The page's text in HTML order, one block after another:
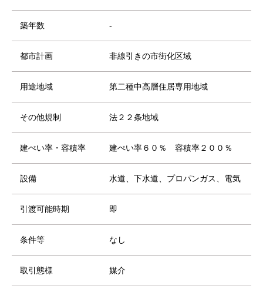
築年数 -
都市計画 非線引きの市街化区域
用途地域 第二種中高層住居専用地域
その他規制 法２２条地域
建ぺい率・容積率 建ぺい率６０％ 容積率２００％
設備 水道、下水道、プロパンガス、電気
引渡可能時期 即
条件等 なし
取引態様 媒介